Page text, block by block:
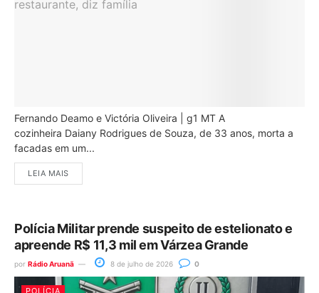
Fernando Deamo e Victória Oliveira | g1 MT A
cozinheira Daiany Rodrigues de Souza, de 33 anos, morta a
facadas em um...
LEIA MAIS
Polícia Militar prende suspeito de estelionato e
apreende R$ 11,3 mil em Várzea Grande
por Rádio Aruanã 8 de julho de 2026 0
POLÍCIA